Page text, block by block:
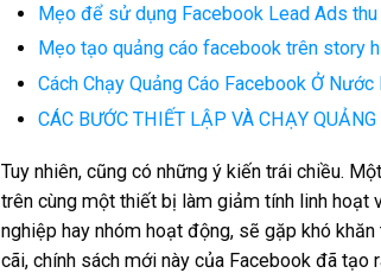
Mẹo để sử dụng Facebook Lead Ads
Mẹo tạo quảng cáo facebook trên story
Cách Chạy Quảng Cáo Facebook Ở
CÁC BƯỚC THIẾT LẬP VÀ CHẠY
Tuy nhiên, cũng có những ý kiến trái chiều.
trên cùng một thiết bị làm giảm tính linh hoạt
nghiệp hay nhóm hoạt động, sẽ gặp khó
cãi, chính sách mới này của Facebook đã